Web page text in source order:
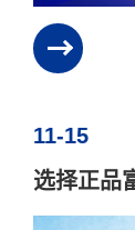
11-15
选择正品